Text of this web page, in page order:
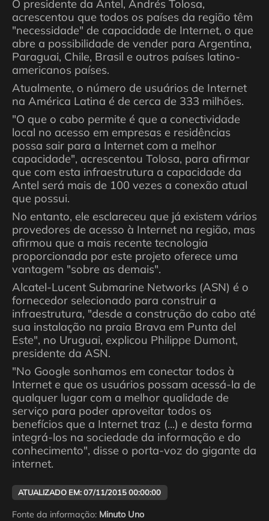
O presidente da Antel, Andrés Tolosa,
acrescentou que todos os países da região têm
"necessidade" de capacidade de Internet, o que
abre a possibilidade de vender para Argentina,
Paraguai, Chile, Brasil e outros países latino-
americanos países.
Atualmente, o número de usuários de Internet
na América Latina é de cerca de 333 milhões.
"O que o cabo permite é que a conectividade
local no acesso em empresas e residências
possa sair para a Internet com a melhor
capacidade", acrescentou Tolosa, para afirmar
que com esta infraestrutura a capacidade da
Antel será mais de 100 vezes a conexão atual
que possui.
No entanto, ele esclareceu que já existem vários
provedores de acesso à Internet na região, mas
afirmou que a mais recente tecnologia
proporcionada por este projeto oferece uma
vantagem "sobre as demais".
Alcatel-Lucent Submarine Networks (ASN) é o
fornecedor selecionado para construir a
infraestrutura, "desde a construção do cabo até
sua instalação na praia Brava em Punta del
Este", no Uruguai, explicou Philippe Dumont,
presidente da ASN.
"No Google sonhamos em conectar todos à
Internet e que os usuários possam acessá-la de
qualquer lugar com a melhor qualidade de
serviço para poder aproveitar todos os
benefícios que a Internet traz (...) e desta forma
integrá-los na sociedade da informação e do
conhecimento", disse o porta-voz do gigante da
internet.
ATUALIZADO EM: 07/11/2015 00:00:00
Fonte da informação: Minuto Uno